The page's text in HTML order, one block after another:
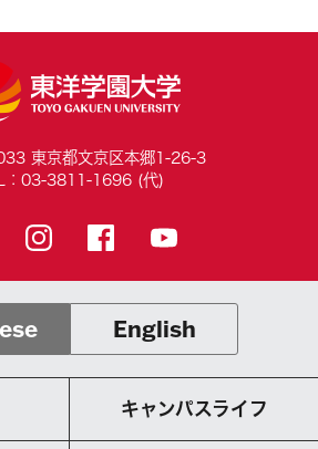
東京都文京区本郷1-26-3
：03-3811-1696 (代)
English
キャンパスライフ